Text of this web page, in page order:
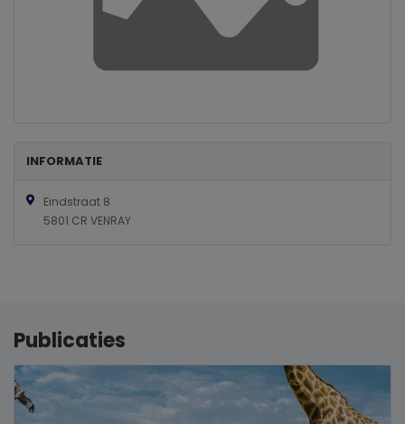
INFORMATIE
Eindstraat 8
5801 CR VENRAY
Publicaties